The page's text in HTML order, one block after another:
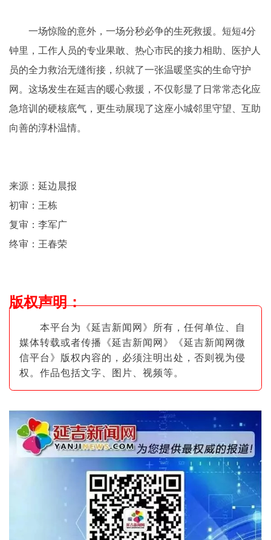
一场惊险的意外，一场分秒必争的生死救援。短短4分
钟里，工作人员的专业果敢、热心市民的接力相助、医护人
员的全力救治无缝衔接，织就了一张温暖坚实的生命守护
网。这场发生在延吉的暖心救援，不仅彰显了日常常态化应
急培训的硬核底气，更生动展现了这座小城邻里守望、互助
向善的淳朴温情。
来源：延边晨报
初审：王栋
复审：李军广
终审：王春荣
版权声明：
本平台为《延吉新闻网》所有，任何单位、自
媒体转载或者传播《延吉新闻网》《延吉新闻网微
信平台》版权内容的，必须注明出处，否则视为侵
权。作品包括文字、图片 、视频等。